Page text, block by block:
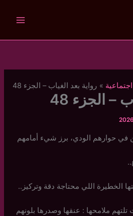
رواية بعد الغياب – الجزء 48
– الجزء 48
في حوارهم الودي، برز شيء أمامهم
الخطيرة اللي محتاجة دقة وتركيز..
تلتهم ملامحها : عنقها وصدرها بلونهم